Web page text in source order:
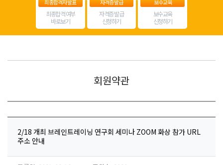
최종합격자 발표
최종합격 여부
바로보기
자격증 발급
자격증 발급
신청하기
보수교육
보수교육
신청하기
회원약관
2/18 개최 브레인트레이닝 연구회 세미나 ZOOM 화상 참가 URL
주소 안내